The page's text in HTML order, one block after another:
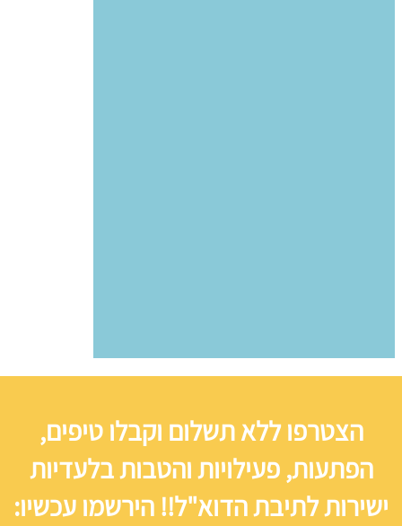
הצטרפו ללא תשלום וקבלו טיפים,
הפתעות, פעילויות והטבות בלעדיות
ישירות לתיבת הדוא"ל!! הירשמו עכשיו: